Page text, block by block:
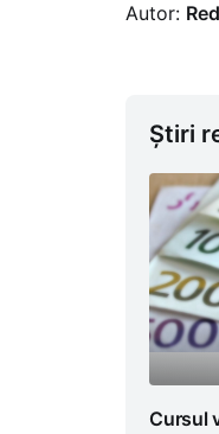
Autor:
Știri
Cursul